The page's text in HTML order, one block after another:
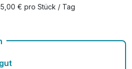
€ pro Stück / Tag